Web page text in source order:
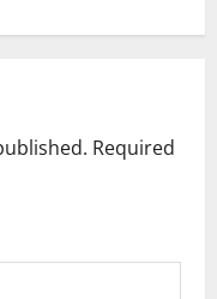
Required